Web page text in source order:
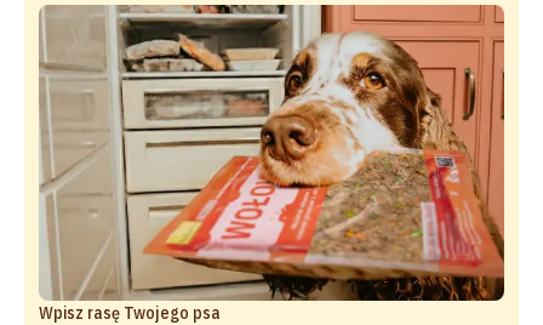
Wpisz rasę Twojego psa